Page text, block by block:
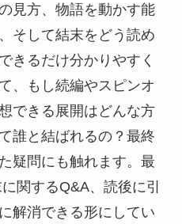
見方、物語を動かす能
そして結末をどう読め
きるだけ分かりやすく
、もし続編やスピンオ
できる展開はどんな方
誰と結ばれるの？最終
疑問にも触れます。最
関するQ&A、読後に引
解消できる形にしてい